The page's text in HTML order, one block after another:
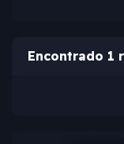
Encontrado 1